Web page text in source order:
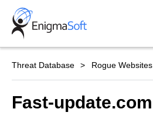
Skip
content
Threat Database Rogue Websites
Fast-update.com